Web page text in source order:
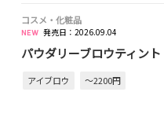
コスメ・化粧品
発売日：2026.09.04
パウダリーブロウティント
アイブロウ ～2200円